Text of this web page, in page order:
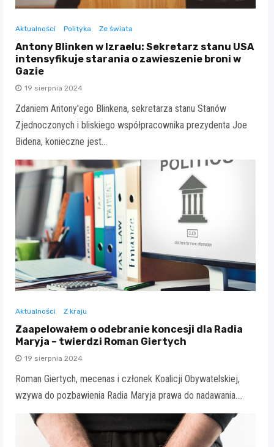
Aktualności Polityka Ze świata
Antony Blinken w Izraelu: Sekretarz stanu USA
intensyfikuje starania o zawieszenie broni w
Gazie
19 sierpnia 2024
Zdaniem Antony'ego Blinkena, sekretarza stanu Stanów
Zjednoczonych i bliskiego współpracownika prezydenta Joe
Bidena, konieczne jest…
Aktualności Z kraju
Zaapelowałem o odebranie koncesji dla Radia
Maryja – twierdzi Roman Giertych
19 sierpnia 2024
Roman Giertych, mecenas i członek Koalicji Obywatelskiej,
wzywa do pozbawienia Radia Maryja prawa do nadawania.…